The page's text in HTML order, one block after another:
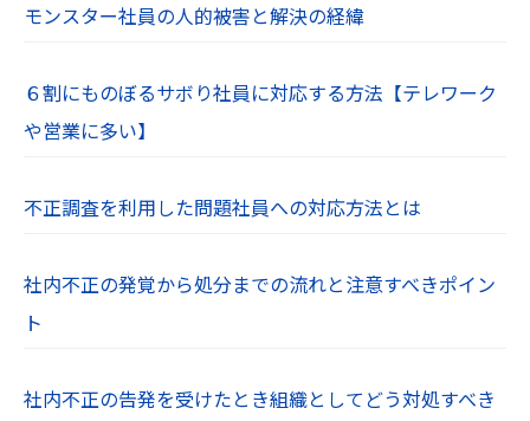
モンスター社員の人的被害と解決の経緯
６割にものぼるサボり社員に対応する方法【テレワーク
や営業に多い】
不正調査を利用した問題社員への対応方法とは
社内不正の発覚から処分までの流れと注意すべきポイン
ト
社内不正の告発を受けたとき組織としてどう対処すべき